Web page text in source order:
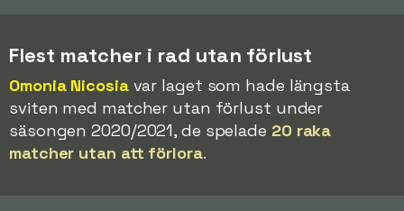
Flest matcher i rad utan förlust
Omonia Nicosiavar laget som hade längsta
sviten med matcher utan förlust under
säsongen 2020/2021, de spelade 20 raka
matcher utan att förlora.